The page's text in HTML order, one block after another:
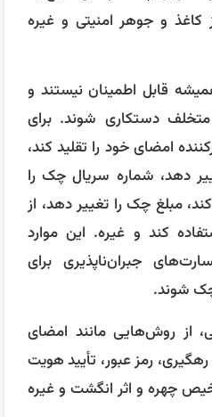
کاغذ و جوهر امنیتی و غیره
قابل اطمینان نیستند و
دستکاری شوند. برای
امضای خود را تقلید کند،
دهد، شماره سریال چک را
مبلغ چک را تغییر دهد، از
کند و غیره. این موارد
جبران‌ناپذیری برای
چک شوند.
از روش‌هایی مانند امضای
رمز عبور، تأیید هویت
چهره و اثر انگشت و غیره